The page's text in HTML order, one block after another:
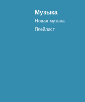
Музыка
Новая музыка
Плейлист